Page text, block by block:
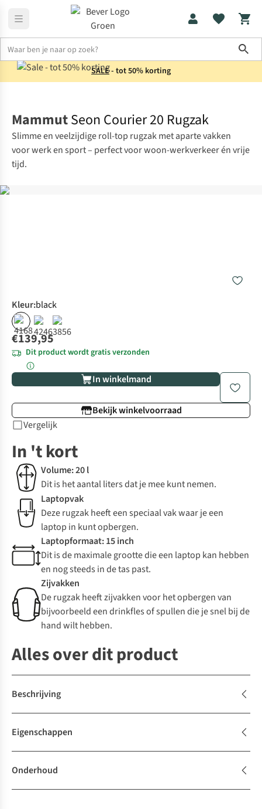
SALE- tot 50% korting
MammutSeon Courier 20 Rugzak
Slimme en veelzijdige roll-top rugzak met aparte vakken
voor werk en sport – perfect voor woon-werkverkeer én vrije
tijd.
Kleur:black
€139,95
Dit product wordt gratis verzonden
In winkelmand
Bekijk winkelvoorraad
Vergelijk
In 't kort
Volume: 20 l
Dit is het aantal liters dat je mee kunt nemen.
Laptopvak
Deze rugzak heeft een speciaal vak waar je een
laptop in kunt opbergen.
Laptopformaat: 15 inch
Dit is de maximale grootte die een laptop kan hebben
en nog steeds in de tas past.
Zijvakken
De rugzak heeft zijvakken voor het opbergen van
bijvoorbeeld een drinkfles of spullen die je snel bij de
hand wilt hebben.
Alles over dit product
Beschrijving
Eigenschappen
Onderhoud